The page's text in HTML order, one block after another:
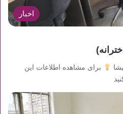
اخبار
برای مشاهده اطلاعات این